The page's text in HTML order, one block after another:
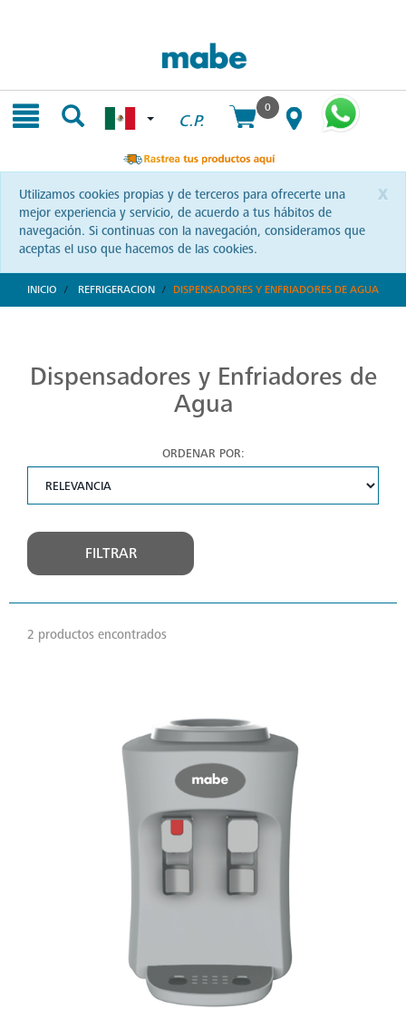
C.P.
0
x
Utilizamos cookies propias y de terceros para ofrecerte una
mejor experiencia y servicio, de acuerdo a tus hábitos de
navegación. Si continuas con la navegación, consideramos que
aceptas el uso que hacemos de las cookies.
INICIO REFRIGERACION DISPENSADORES Y ENFRIADORES DE AGUA
Dispensadores y Enfriadores de
Agua
ORDENAR POR:
FILTRAR
2 productos encontrados